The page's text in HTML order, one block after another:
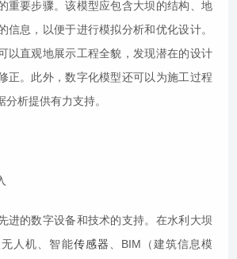
重要步骤。该模型应包含大坝的结构、地
信息，以便于进行模拟分析和优化设计。
以直观地展示工程全貌，发现潜在的设计
正。此外，数字化模型还可以为施工过程
析提供有力支持。
进的数字设备和技术的支持。在水利大坝
人机、智能传感器 、BIM（建筑信息模